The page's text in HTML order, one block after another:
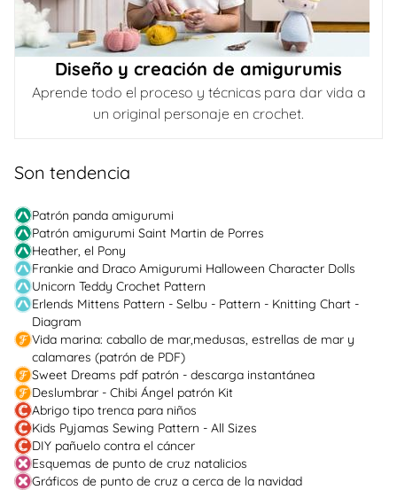
Diseño y creación de amigurumis
Aprende todo el proceso y técnicas para dar vida a
un original personaje en crochet.
Son tendencia
Patrón panda amigurumi
Patrón amigurumi Saint Martin de Porres
Heather, el Pony
Frankie and Draco Amigurumi Halloween Character Dolls
Unicorn Teddy Crochet Pattern
Erlends Mittens Pattern - Selbu - Pattern - Knitting Chart -
Diagram
Vida marina: caballo de mar,medusas, estrellas de mar y
calamares (patrón de PDF)
Sweet Dreams pdf patrón - descarga instantánea
Deslumbrar - Chibi Ángel patrón Kit
Abrigo tipo trenca para niños
Kids Pyjamas Sewing Pattern - All Sizes
DIY pañuelo contra el cáncer
Esquemas de punto de cruz natalicios
Gráficos de punto de cruz a cerca de la navidad